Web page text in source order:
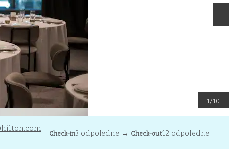
1/10
Check-in3 odpoledne → Check-out12 odpoledne